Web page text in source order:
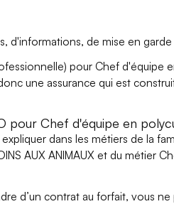
d'informations, de mise en
pour Chef d'équipe
une assurance qui est
pour Chef d'équipe en
dans les métiers de la
AUX ANIMAUX et du métier
d’un contrat au forfait, vous